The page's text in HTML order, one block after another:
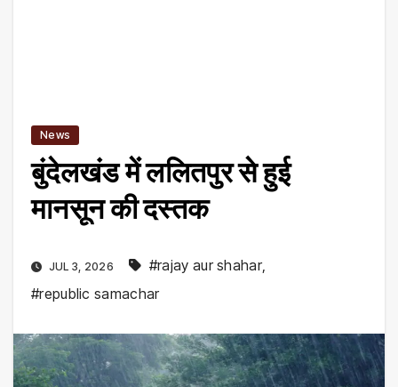
News
बुंदेलखंड में ललितपुर से हुई
मानसून की दस्तक
JUL 3, 2026 #rajay aur shahar,
#republic samachar